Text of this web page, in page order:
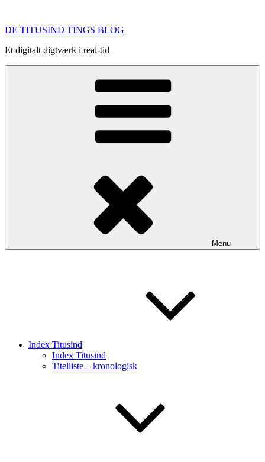
indhold
DE TITUSIND TINGS BLOG
Et digitalt digtværk i real-tid
Menu
Index Titusind
Index Titusind
Titelliste – kronologisk